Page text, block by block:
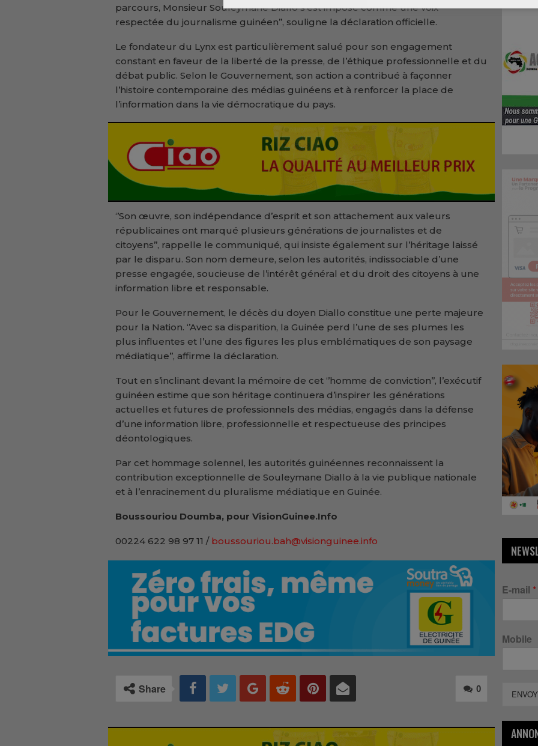
parcours, Monsieur Souleymane Diallo s’est imposé comme une voix
respectée du journalisme guinéen’’, souligne la déclaration officielle.
Le fondateur du Lynx est particulièrement salué pour son engagement
constant en faveur de la liberté de la presse, de l’éthique professionnelle et du
débat public. Selon le Gouvernement, son action a contribué à façonner
l’histoire contemporaine des médias guinéens et à renforcer la place de
l’information dans la vie démocratique du pays.
‘’Son œuvre, son indépendance d’esprit et son attachement aux valeurs
républicaines ont marqué plusieurs générations de journalistes et de
citoyens’’, rappelle le communiqué, qui insiste également sur l’héritage laissé
par le disparu. Son nom demeure, selon les autorités, indissociable d’une
presse engagée, soucieuse de l’intérêt général et du droit des citoyens à une
information libre et responsable.
Pour le Gouvernement, le décès du doyen Diallo constitue une perte majeure
pour la Nation. ‘’Avec sa disparition, la Guinée perd l’une de ses plumes les
plus influentes et l’une des figures les plus emblématiques de son paysage
médiatique’’, affirme la déclaration.
Tout en s’inclinant devant la mémoire de cet ‘’homme de conviction’’, l’exécutif
guinéen estime que son héritage continuera d’inspirer les générations
actuelles et futures de professionnels des médias, engagés dans la défense
d’une information libre, professionnelle et respectueuse des principes
déontologiques.
Par cet hommage solennel, les autorités guinéennes reconnaissent la
contribution exceptionnelle de Souleymane Diallo à la vie publique nationale
et à l’enracinement du pluralisme médiatique en Guinée.
Boussouriou Doumba, pour VisionGuinee.Info
00224 622 98 97 11 / boussouriou.bah@visionguinee.info
0
Share
E-mail *
Mobile